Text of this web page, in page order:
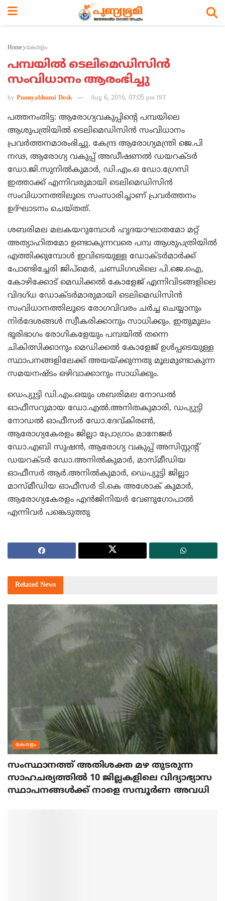
Home കേരളം
പമ്പയില്‍ ടെലിമെഡിസിന്‍
സംവിധാനം ആരംഭിച്ചു
by Punnyabhumi Desk Aug 6, 2016, 07:05 pm IST
പത്തനംതിട്ട: ആരോഗ്യവകുപ്പിന്റെ പമ്പയിലെ
ആശുപത്രിയില്‍ ടെലിമെഡിസിന്‍ സംവിധാനം
പ്രവര്‍ത്തനമാരംഭിച്ചു. കേന്ദ്ര ആരോഗ്യമന്ത്രി ജെ.പി
നഢ, ആരോഗ്യ വകുപ്പ് അഡീഷണല്‍ ഡയറക്ടര്‍
ഡോ.ജി.സുനില്‍കുമാര്‍, ഡി.എം.ഒ ഡോ.ഗ്രേസി
ഇത്താക്ക് എന്നിവരുമായി ടെലിമെഡിസിന്‍
സംവിധാനത്തിലൂടെ സംസാരിച്ചാണ് പ്രവര്‍ത്തനം
ഉദ്ഘാടനം ചെയ്തത്.
ശബരിമല മലകയറുമ്പോള്‍ ഹൃദയാഘാതമോ മറ്റ്
അത്യാഹിതമോ ഉണ്ടാകുന്നവരെ പമ്പ ആശുപത്രിയില്‍
എത്തിക്കുമ്പോള്‍ ഇവിടെയുള്ള ഡോക്ടര്‍മാര്‍ക്ക്
പോണ്ടിച്ചേരി ജിപ്‌മെര്‍, ചണ്ഡിഗഢിലെ പി.ജെ.ഐ,
കോഴിക്കോട് മെഡിക്കല്‍ കോളേജ് എന്നിവിടങ്ങളിലെ
വിദഗ്ധ ഡോക്ടര്‍മാരുമായി ടെലിമെഡിസിന്‍
സംവിധാനത്തിലൂടെ രോഗവിവരം ചര്‍ച്ച ചെയ്യാനും
നിര്‍ദേശങ്ങള്‍ സ്വീകരിക്കാനും സാധിക്കും. ഇതുമൂലം
ഭൂരിഭാഗം രോഗികളേയും പമ്പയില്‍ തന്നെ
ചികിത്സിക്കാനും മെഡിക്കല്‍ കോളേജ് ഉള്‍പ്പടെയുള്ള
സ്ഥാപനങ്ങളിലേക്ക് അയയ്ക്കുന്നതു മൂലമുണ്ടാകുന്ന
സമയനഷ്ടം ഒഴിവാക്കാനും സാധിക്കും.
ഡെപ്യുട്ടി ഡി.എം.ഒയും ശബരിമല നോഡല്‍
ഓഫീസറുമായ ഡോ.എല്‍.അനിതകുമാരി, ഡപ്യുട്ടി
നോഡല്‍ ഓഫീസര്‍ ഡോ.ദേവ്കിരണ്‍,
ആരോഗ്യകേരളം ജില്ലാ പ്രോഗ്രാം മാനേജര്‍
ഡോ.എബി സുഷന്‍, ആരോഗ്യ വകുപ്പ് അസിസ്റ്റന്റ്
ഡയറക്ടര്‍ ഡോ.അനില്‍കുമാര്‍, മാസ്മീഡിയ
ഓഫീസര്‍ ആര്‍.അനില്‍കുമാര്‍, ഡെപ്യൂട്ടി ജില്ലാ
മാസ്മീഡിയ ഓഫീസര്‍ ടി.കെ അശോക് കുമാര്‍,
ആരോഗ്യകേരളം എന്‍ജിനിയര്‍ വേണുഗോപാല്‍
എന്നിവര്‍ പങ്കെടുത്തു
Related News
കേരളം
സംസ്ഥാനത്ത് അതിശക്ത മഴ തുടരുന്ന
സാഹചര്യത്തിൽ 10 ജില്ലകളിലെ വിദ്യാഭ്യാസ
സ്ഥാപനങ്ങൾക്ക് നാളെ സമ്പൂർണ അവധി